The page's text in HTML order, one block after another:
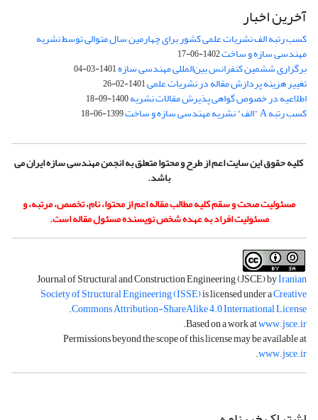
آخرین اخبار
کسب رتبه الف نشریات علمی کشور برای چهارمین سال متوالی توسط نشریه
مهندسی سازه و ساخت1402-06-17
برگزاری ششمین کنفرانس بین‌المللی مهندسی سازه1401-03-04
تغییر هزینه پردازش مقاله در نشریات علمی1401-02-26
اطلاعیه در خصوص گواهی پذیرش مقالات نشریه1400-09-18
کسب رتبه A "الف" نشریه مهندسی سازه و ساخت 1399-06-18
کلیه حقوق این سایت اعم از طرح و محتوا متعلق به انجمن مهندسی سازه ایران می
باشد.
مسئولیت صحت و سقم کلیه مطالب مقاله اعم از محتوا، نام، تخصص، مرتبه، و
مسئولیت افراد به عهده شخص نویسنده مسئول مقاله است.
Journal of Structural and Construction Engineering (JSCE) byIranian
Society of Structural Engineering (ISSE)is licensed under aCreative
Commons Attribution-ShareAlike 4.0 International License
.
Based on a work atwww.jsce.ir
.
Permissions beyond the scope of this license may be available at
www.jsce.ir
.